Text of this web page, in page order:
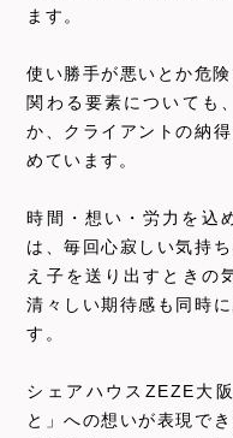
ます。
使い勝手が悪いとか危
関わる要素についても
か、クライアントの納
めています。
時間・想い・労力を込
は、毎回心寂しい気持
え子を送り出すときの
清々しい期待感も同時
す。
シェアハウスZEZE大
と」への想いが表現で